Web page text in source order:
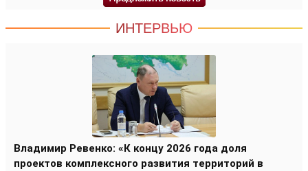
ИНТЕРВЬЮ
Владимир Ревенко: «К концу 2026 года доля
проектов комплексного развития территорий в